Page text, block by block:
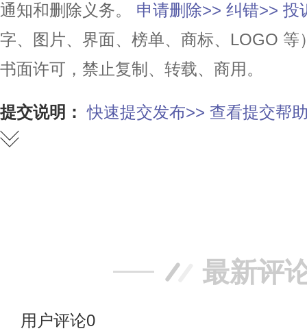
通知和删除义务。
申请删除>> 纠错>> 投
字、图片、界面、榜单、商标、LOGO
书面许可，禁止复制、转载、商用。
提交说明： 快速提交发布>> 查看提交帮
最新评
用户评论0